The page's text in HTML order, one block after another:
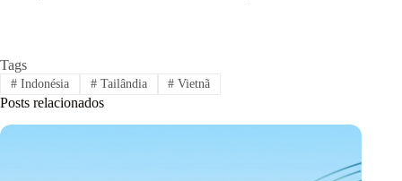
Tags
#Indonésia #Tailândia # Vietnã
Posts relacionados